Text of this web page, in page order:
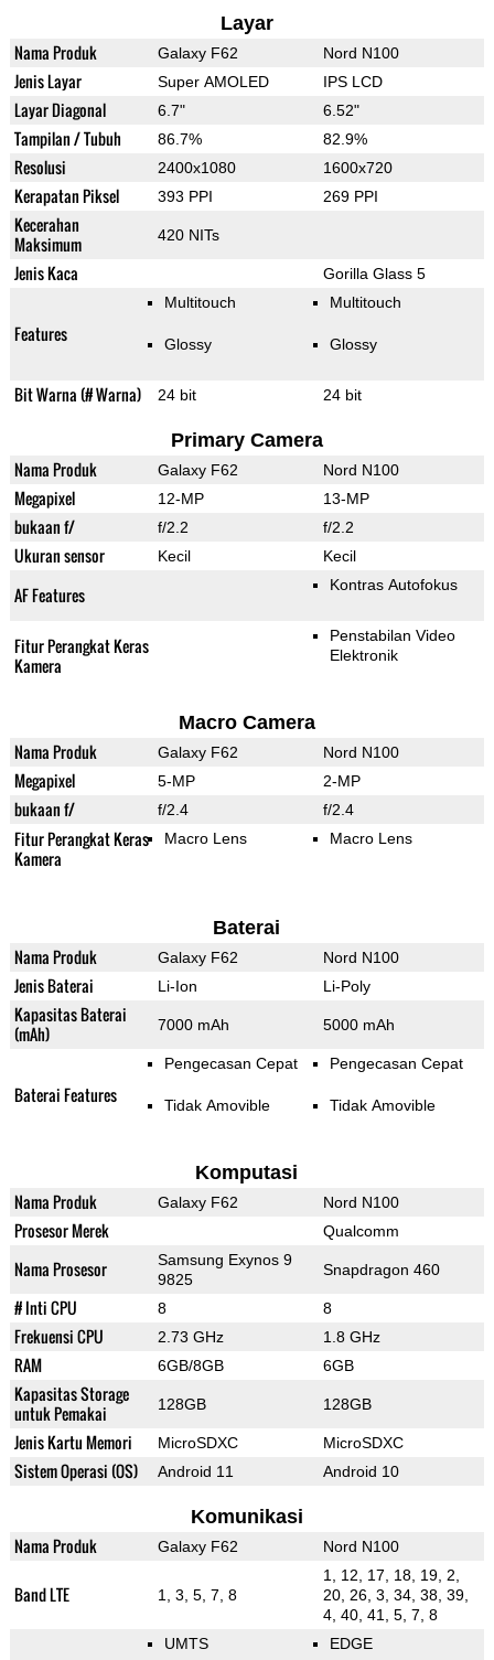
Layar
Nama Produk Galaxy F62 Nord N100
Jenis Layar Super AMOLED IPS LCD
Layar Diagonal 6.7" 6.52"
Tampilan / Tubuh 86.7% 82.9%
Resolusi 2400x1080 1600x720
Kerapatan Piksel 393 PPI 269 PPI
Kecerahan
Maksimum
420 NITs
Jenis Kaca Gorilla Glass 5
Features
Multitouch
Glossy
Multitouch
Glossy
Bit Warna (# Warna) 24 bit 24 bit
Primary Camera
Nama Produk Galaxy F62 Nord N100
Megapixel 12-MP 13-MP
bukaan f/ f/2.2 f/2.2
Ukuran sensor Kecil Kecil
AF Features Kontras Autofokus
Fitur Perangkat Keras
Kamera
Penstabilan Video
Elektronik
Macro Camera
Nama Produk Galaxy F62 Nord N100
Megapixel 5-MP 2-MP
bukaan f/ f/2.4 f/2.4
Fitur Perangkat Keras
Kamera
Macro Lens Macro Lens
Baterai
Nama Produk Galaxy F62 Nord N100
Jenis Baterai Li-Ion Li-Poly
Kapasitas Baterai
(mAh)
7000 mAh 5000 mAh
Baterai Features
Pengecasan Cepat
Tidak Amovible
Pengecasan Cepat
Tidak Amovible
Komputasi
Nama Produk Galaxy F62 Nord N100
Prosesor Merek Qualcomm
Nama Prosesor
Samsung Exynos 9
9825
Snapdragon 460
# Inti CPU 8 8
Frekuensi CPU 2.73 GHz 1.8 GHz
RAM 6GB/8GB 6GB
Kapasitas Storage
untuk Pemakai
128GB 128GB
Jenis Kartu Memori MicroSDXC MicroSDXC
Sistem Operasi (OS) Android 11 Android 10
Komunikasi
Nama Produk Galaxy F62 Nord N100
Band LTE 1, 3, 5, 7, 8
1, 12, 17, 18, 19, 2,
20, 26, 3, 34, 38, 39,
4, 40, 41, 5, 7, 8
UMTS
EDGE